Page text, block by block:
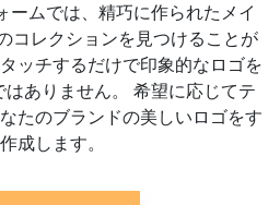
ームでは、精巧に作られたメイ
コレクションを見つけることが
ッチするだけで印象的なロゴを
ありません。 希望に応じてテ
たのブランドの美しいロゴをす
成します。